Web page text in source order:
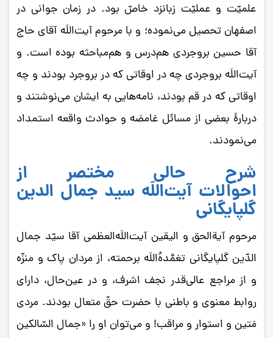
علمیّت و عملیّت زبانزد خاصّ بود. در زمان جوانی در
اصفهان تحصیل می‌نموده؛ و با مرحوم آیت‌اللَه آقای حاج
آقا حسین بروجردی هم‌درس و هم‌مباحثه بوده است. و
آیت‌اللَه بروجردی چه در اوقاتی که در بروجرد بودند و چه
اوقاتی که در قم بودند، نامه‌هایی به ایشان می‌نوشتند و
دربارۀ بعضی از مسائل غامضه و حوادث واقعه استمداد
می‌نمودند.
شرح حالی مختصر از
احوالاتآیت‌اللَه سید جمال‌ الدین
گلپایگانی
مرحوم آیةالحق و الیقین آیت‌اللَه‌العظمی آقا سیّد جمال‌
الدّین گلپایگانی تغمَّدهُ‌اللَه برحمته، از مردان پاک و منزّه
و از مراجع عالی‌قدر نجف اشرف، و در عین‌حال، دارای
روابط معنوی و باطنی با حضرت حقّ متعال بودند. مردی
مَتین و استوار و مراقب! و می‌توان او را «جمال السّالکین